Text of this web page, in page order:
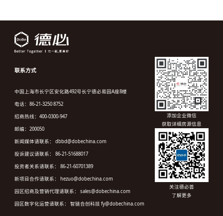
联系方式
中国上海市长宁区安化路492号长宁德必易园A座8楼
电话：86-21-3250 8752
招商热线：400-0300-947
邮编：200050
新闻媒体请联系： dbbd@dobechina.com
投诉建议请联系： 86-21-51688017
投资者关系请联系： 86-21-60701389
新项目合作请联系： hezuo@dobechina.com
园区招商及营销代理请联系： sales@dobechina.com
园区数字化运营请联系： 智链合创科技 fy@dobechina.com
添加企业微信
获取详细房源信息
关注德必荟
了解更多